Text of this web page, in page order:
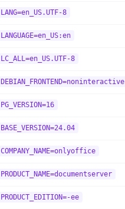
LANG=en_US.UTF-8
LANGUAGE=en_US:en
LC_ALL=en_US.UTF-8
DEBIAN_FRONTEND=noninteractive
PG_VERSION=16
BASE_VERSION=24.04
COMPANY_NAME=onlyoffice
PRODUCT_NAME=documentserver
PRODUCT_EDITION=-ee